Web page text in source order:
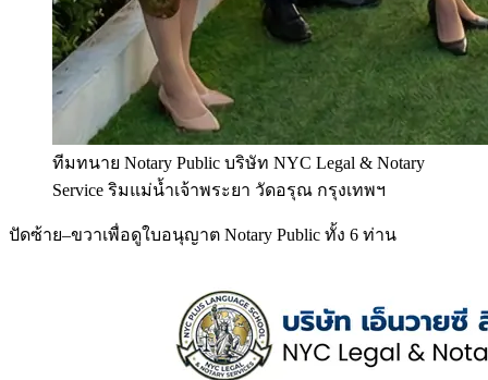
ทีมทนาย Notary Public บริษัท NYC Legal & Notary
Service ริมแม่น้ำเจ้าพระยา วัดอรุณ กรุงเทพฯ
ปัดซ้าย–ขวาเพื่อดูใบอนุญาต Notary Public ทั้ง 6 ท่าน